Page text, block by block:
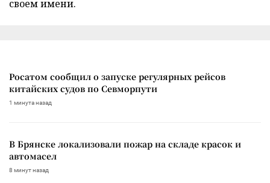
своем имени.
Росатом сообщил о запуске регулярных рейсов
китайских судов по Севморпути
1 минута назад
В Брянске локализовали пожар на складе красок и
автомасел
8 минут назад